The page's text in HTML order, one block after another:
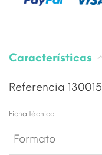
Características
Referencia 130015
Ficha técnica
Formato